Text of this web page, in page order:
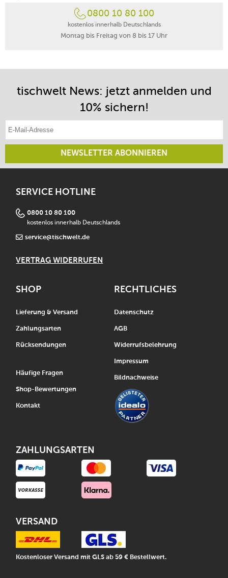
0800 10 80 100
kostenlos innerhalb Deutschlands
Montag bis Freitag von 8 bis 17 Uhr
tischwelt News: jetzt anmelden und
10% sichern!
NEWSLETTER ABONNIEREN
SERVICE HOTLINE
0800 10 80 100
kostenlos innerhalb Deutschlands
service@tischwelt.de
VERTRAG WIDERRUFEN
SHOP
Lieferung & Versand
Zahlungsarten
Rücksendungen
Häufige Fragen
Shop-Bewertungen
Kontakt
RECHTLICHES
Datenschutz
AGB
Widerrufsbelehrung
Impressum
Bildnachweise
ZAHLUNGSARTEN
VERSAND
Kostenloser Versand mit GLS ab 59 € Bestellwert.